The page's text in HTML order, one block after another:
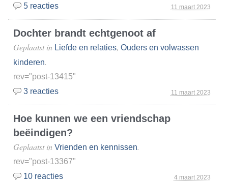
11 maart 2023
5 reacties
Dochter brandt echtgenoot af
11 maart 2023
Geplaatst in Liefde en relaties, Ouders en volwassen
kinderen.
rev="post-13415"
3 reacties
Hoe kunnen we een vriendschap
beëindigen?
4 maart 2023
Geplaatst in Vrienden en kennissen.
rev="post-13367"
10 reacties